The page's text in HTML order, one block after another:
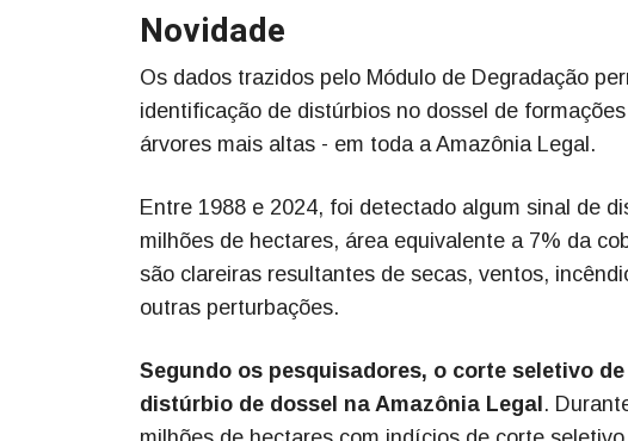
Novidade
Os dados trazidos pelo Módulo de Degradação
identificação de distúrbios no dossel de
árvores mais altas - em toda a Amazônia Legal.
Entre 1988 e 2024, foi detectado algum sinal de
milhões de hectares, área equivalente a 7% da
são clareiras resultantes de secas, ventos,
outras perturbações.
Segundo os pesquisadores, o corte seletivo
distúrbio de dossel na Amazônia Legal.